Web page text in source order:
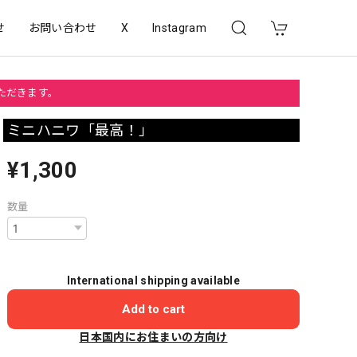
お問い合わせ X Instagram
きます。
ミニハニワ「最高！」
¥1,300
数量
International shipping available
Add to cart
日本国内にお住まいの方向け